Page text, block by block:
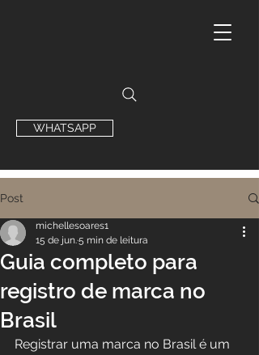
WHATSAPP
Post
Guia completo para
registro de marca no
Brasil
michellesoares1
15 de jun.5 min de leitura
Registrar uma marca no Brasil é um